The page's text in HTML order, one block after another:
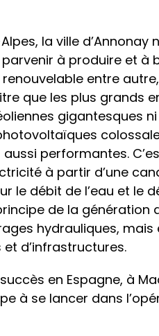
la ville d’Annonay
parvenir à produire et à
renouvelable entre
que les plus grands
gigantesques
performantes.
à partir d’une
le débit de l’eau et le
de la génération
hydrauliques, mais
d’infrastructures.
en Espagne, à
à se lancer dans